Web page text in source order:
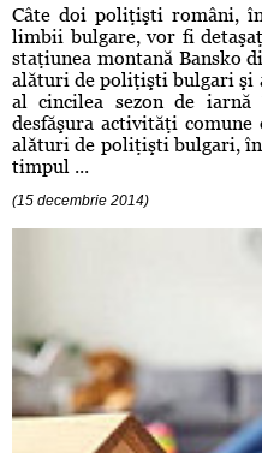
Câte doi poliţişti români,
limbii bulgare, vor fi
staţiunea montană Bansko
alături de poliţişti bulgari şi
al cincilea sezon de
desfăşura activităţi
alături de poliţişti bulgari, în
timpul ...
(15 decembrie 2014)